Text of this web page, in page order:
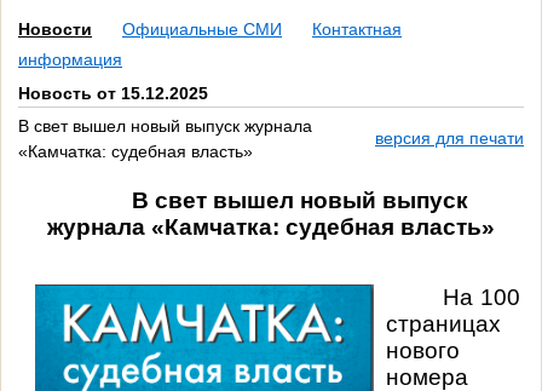
Новости Официальные СМИ
Контактная
информация
Новость от 15.12.2025
В свет вышел новый выпуск журнала
«Камчатка: судебная власть»
версия для печати
В свет вышел новый выпуск
журнала «Камчатка: судебная власть»
На 100
страницах
нового
номера